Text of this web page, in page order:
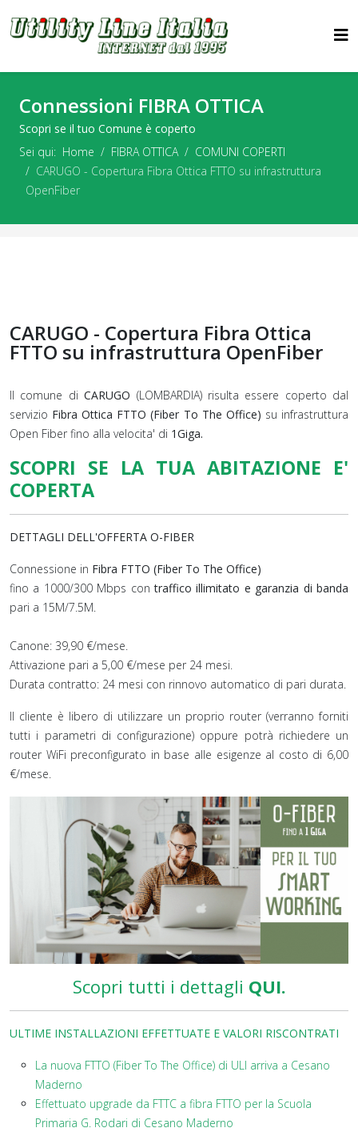
Connessioni FIBRA OTTICA
Scopri se il tuo Comune è coperto
Sei qui: Home FIBRA OTTICA
COMUNI COPERTI
CARUGO - Copertura Fibra Ottica FTTO su infrastruttura
OpenFiber
CARUGO - Copertura Fibra Ottica
FTTO su infrastruttura OpenFiber
Il comune diCARUGO (LOMBARDIA) risulta essere coperto dal
servizio Fibra Ottica FTTO (Fiber To The Office) su infrastruttura
Open Fiber fino alla velocita' di 1Giga.
SCOPRI SE LA TUA ABITAZIONE E'
COPERTA
DETTAGLI DELL'OFFERTA O-FIBER
Connessione in Fibra FTTO (Fiber To The Office)
fino a 1000/300 Mbps con traffico illimitato e garanzia di banda
pari a 15M/7.5M.
Canone: 39,90 €/mese.
Attivazione pari a 5,00 €/mese per 24 mesi.
Durata contratto: 24 mesi con rinnovo automatico di pari durata.
Il cliente è libero di utilizzare un proprio router (verranno forniti
tutti i parametri di configurazione) oppure potrà richiedere un
router WiFi preconfigurato in base alle esigenze al costo di 6,00
€/mese.
Scopri tutti i dettagli QUI.
ULTIME INSTALLAZIONI EFFETTUATE E VALORI RISCONTRATI
La nuova FTTO (Fiber To The Office) di ULI arriva a Cesano
Maderno
Effettuato upgrade da FTTC a fibra FTTO per la Scuola
Primaria G. Rodari di Cesano Maderno